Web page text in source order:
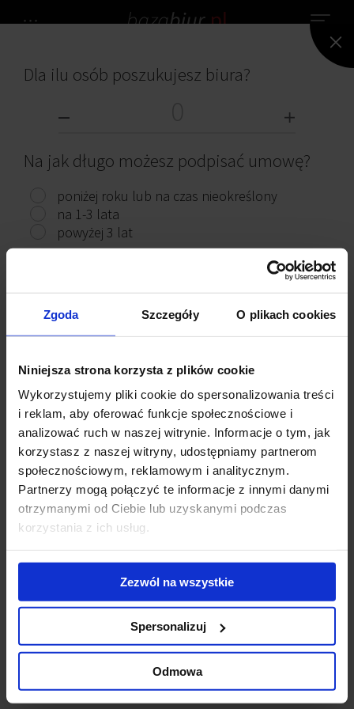
Zgoda Szczegóły O plikach cookies
Niniejsza strona korzysta z plików cookie
Wykorzystujemy pliki cookie do spersonalizowania treści
i reklam, aby oferować funkcje społecznościowe i
analizować ruch w naszej witrynie. Informacje o tym, jak
korzystasz z naszej witryny, udostępniamy partnerom
społecznościowym, reklamowym i analitycznym.
Partnerzy mogą połączyć te informacje z innymi danymi
otrzymanymi od Ciebie lub uzyskanymi podczas
korzystania z ich usług.
Zezwól na wszystkie
Spersonalizuj
Odmowa
NIE ZNALEZIONO ŻADNEGO BIURA.
Przeczytaj ciekawe artykuły
Modernizacja
kompleksu Diuna
- nowe centrum
konferencyjne
otwarte
WTW wybiera V
Tower.
Doświadczony
ekspert z obszaru
usług
ubezpieczeniowych
stawia na
zrównoważoną
przestrzeń w
Skontaktuj się z nami
Jones Lang LaSalle Sp. z o.o.
Dla ilu osób poszukujesz biura?
Na jak długo możesz podpisać umowę?
poniżej roku lub na czas nieokreślony
na 1-3 lata
powyżej 3 lat